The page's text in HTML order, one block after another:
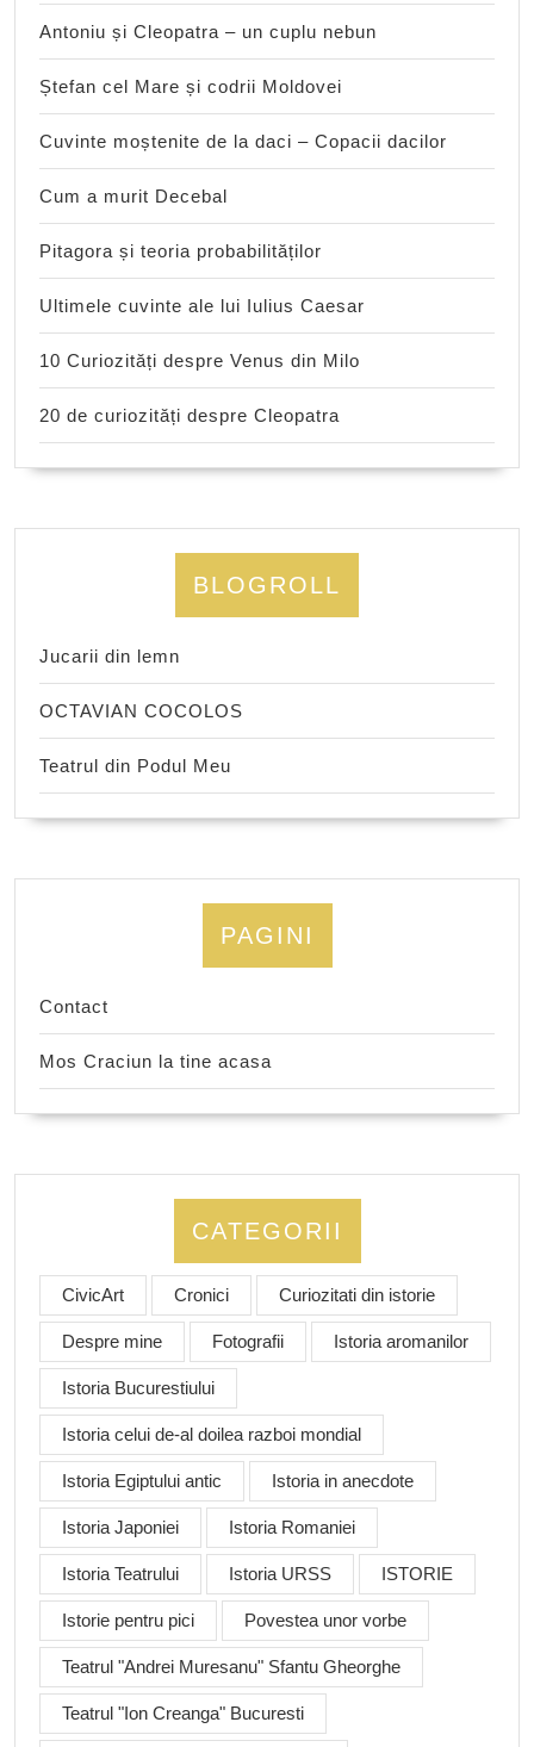
Antoniu și Cleopatra – un cuplu nebun
Ștefan cel Mare și codrii Moldovei
Cuvinte moștenite de la daci – Copacii dacilor
Cum a murit Decebal
Pitagora și teoria probabilităților
Ultimele cuvinte ale lui Iulius Caesar
10 Curiozități despre Venus din Milo
20 de curiozități despre Cleopatra
BLOGROLL
Jucarii din lemn
OCTAVIAN COCOLOS
Teatrul din Podul Meu
PAGINI
Contact
Mos Craciun la tine acasa
CATEGORII
CivicArt Cronici Curiozitati din istorie
Despre mine Fotografii Istoria aromanilor
Istoria Bucurestiului
Istoria celui de-al doilea razboi mondial
Istoria Egiptului antic Istoria in anecdote
Istoria Japoniei Istoria Romaniei
Istoria Teatrului Istoria URSS ISTORIE
Istorie pentru pici Povestea unor vorbe
Teatrul "Andrei Muresanu" Sfantu Gheorghe
Teatrul "Ion Creanga" Bucuresti